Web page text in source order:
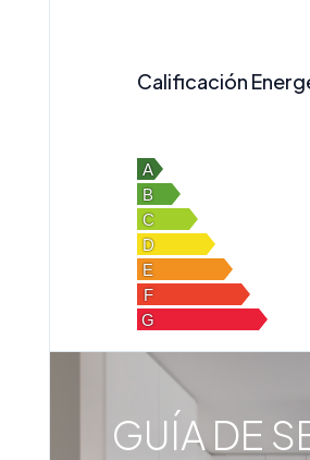
Calificación
GUÍA DE